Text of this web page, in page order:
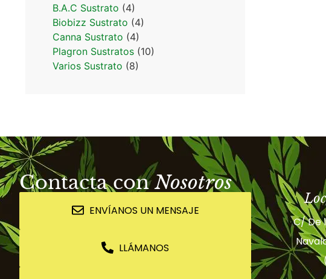
B.A.C Sustrato (4)
Biobizz Sustrato (4)
Canna Sustrato (4)
Plagron Sustratos (10)
Varios Sustrato (8)
Contacta conNosotros
ENVÍANOS UN MENSAJE
LLÁMANOS
C/ De